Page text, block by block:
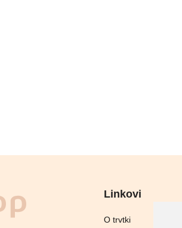
Linkovi
O trvtki